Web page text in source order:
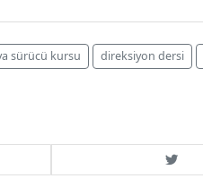
sürücü kursu direksiyon dersi